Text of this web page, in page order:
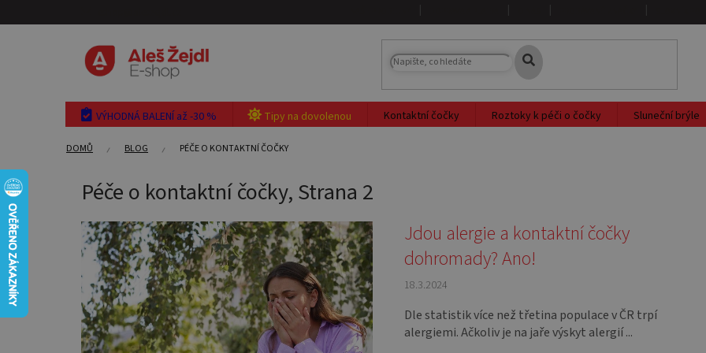
na
VÝHODNÁ BALENÍ až -30 % Tipy na dovolenou Kontaktní čočky Roztoky k péči o čočky Sluneční brýle
DOMŮ BLOG PÉČE O KONTAKTNÍ ČOČKY
Péče o kontaktní čočky, Strana 2
V
ý
p
i
s
Jdou alergie a kontaktní čočky
dohromady? Ano!
18.3.2024
Dle statistik více než třetina populace v ČR trpí
alergiemi. Ačkoliv je na jaře výskyt alergií ...